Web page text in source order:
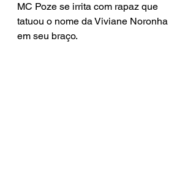
MC Poze se irrita com rapaz que
tatuou o nome da Viviane Noronha
em seu braço.